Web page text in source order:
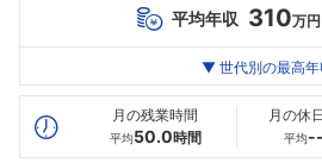
平均年収 310万円
最高年収
20代
416万
▼ 世代別の最高年
月の残業時間
平均50.0時間
月の休
平均--